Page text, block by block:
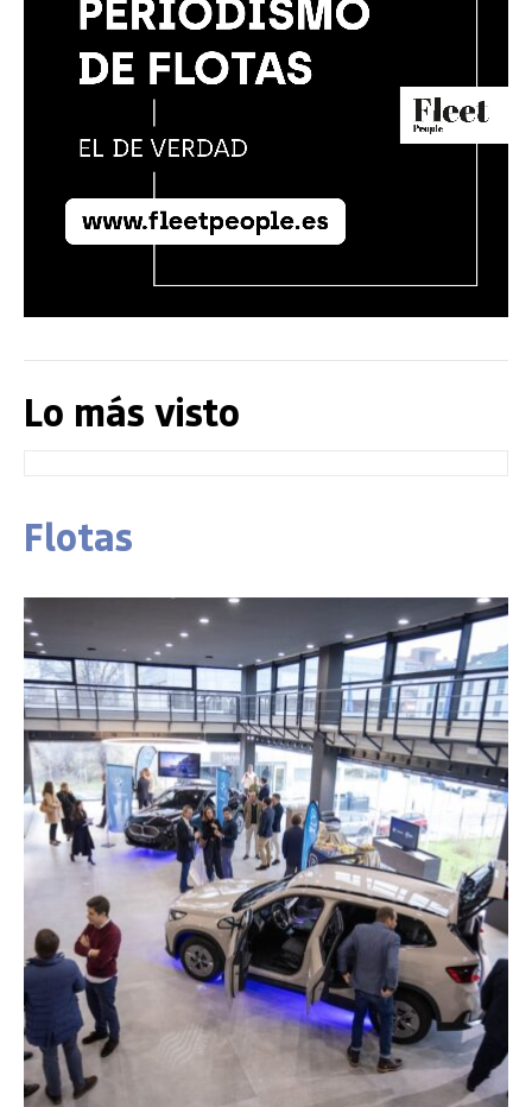
Lo más visto
Flotas